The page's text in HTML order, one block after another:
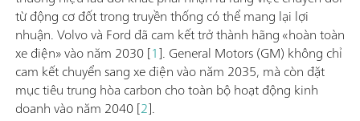
từ động cơ đốt trong truyền thống có thể mang lại lợi
nhuận. Volvo và Ford đã cam kết trở thành hãng «hoàn toàn
xe điện» vào năm 2030 [1]. General Motors (GM) không chỉ
cam kết chuyển sang xe điện vào năm 2035, mà còn đặt
mục tiêu trung hòa carbon cho toàn bộ hoạt động kinh
doanh vào năm 2040 [2].